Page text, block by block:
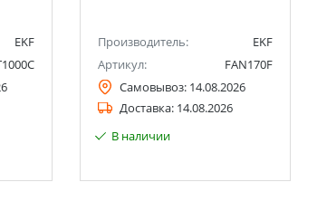
EKF
Производитель:
EKF
Артикул:
FAN170F
Самовывоз: 14.08.2026
Доставка: 14.08.2026
В наличии